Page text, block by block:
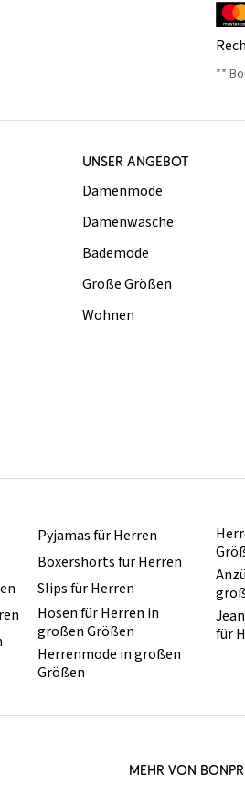
**
UNSER ANGEBOT
Damenmode
Damenwäsche
Bademode
Große Größen
Wohnen
Pyjamas für Herren
Boxershorts für Herren
Slips für Herren
Hosen für Herren in
großen Größen
Herrenmode in großen
Größen
für
MEHR VON